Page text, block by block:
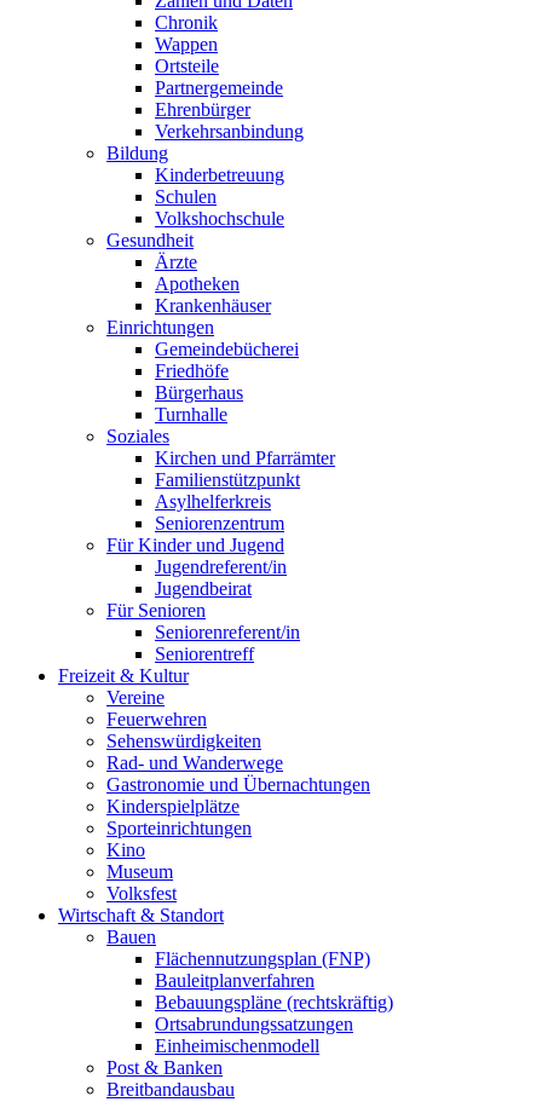
Chronik
Wappen
Ortsteile
Partnergemeinde
Ehrenbürger
Verkehrsanbindung
Bildung
Kinderbetreuung
Schulen
Volkshochschule
Gesundheit
Ärzte
Apotheken
Krankenhäuser
Einrichtungen
Gemeindebücherei
Friedhöfe
Bürgerhaus
Turnhalle
Soziales
Kirchen und Pfarrämter
Familienstützpunkt
Asylhelferkreis
Seniorenzentrum
Für Kinder und Jugend
Jugendreferent/in
Jugendbeirat
Für Senioren
Seniorenreferent/in
Seniorentreff
Freizeit & Kultur
Vereine
Feuerwehren
Sehenswürdigkeiten
Rad- und Wanderwege
Gastronomie und Übernachtungen
Kinderspielplätze
Sporteinrichtungen
Kino
Museum
Volksfest
Wirtschaft & Standort
Bauen
Flächennutzungsplan (FNP)
Bauleitplanverfahren
Bebauungspläne (rechtskräftig)
Ortsabrundungssatzungen
Einheimischenmodell
Post & Banken
Breitbandausbau